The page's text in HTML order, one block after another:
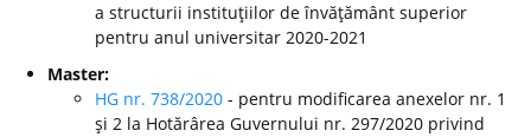
a structurii instituţiilor de învăţământ superior
pentru anul universitar 2020-2021
Master:
HG nr. 738/2020 - pentru modificarea anexelor nr. 1
şi 2 la Hotărârea Guvernului nr. 297/2020 privind